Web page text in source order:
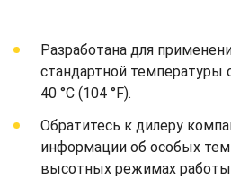
Разработана для
стандартной
40 °C (104 °F).
Обратитесь к дилеру
информации об особых
высотных режимах